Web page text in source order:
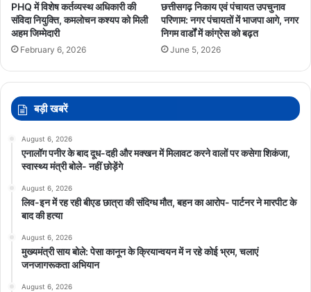
PHQ में विशेष कर्तव्यस्थ अधिकारी की
संविदा नियुक्ति, कमलोचन कश्यप को मिली
अहम जिम्मेदारी
February 6, 2026
छत्तीसगढ़ निकाय एवं पंचायत उपचुनाव
परिणाम: नगर पंचायतों में भाजपा आगे, नगर
निगम वार्डों में कांग्रेस को बढ़त
June 5, 2026
बड़ी खबरें
August 6, 2026
एनालॉग पनीर के बाद दूध-दही और मक्खन में मिलावट करने वालों पर कसेगा शिकंजा,
स्वास्थ्य मंत्री बोले- नहीं छोड़ेंगे
August 6, 2026
लिव-इन में रह रही बीएड छात्रा की संदिग्ध मौत, बहन का आरोप- पार्टनर ने मारपीट के
बाद की हत्या
August 6, 2026
मुख्यमंत्री साय बोले: पेसा कानून के क्रियान्वयन में न रहे कोई भ्रम, चलाएं
जनजागरूकता अभियान
August 6, 2026